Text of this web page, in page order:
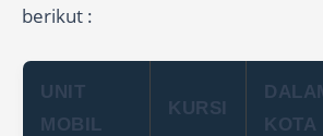
berikut :
UNIT
MOBIL
KURSI
KOTA